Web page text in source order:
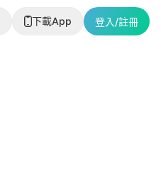
下載App 登入/註冊